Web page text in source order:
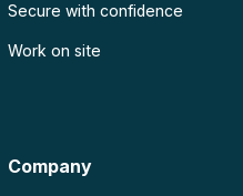
Secure with confidence
Work on site
Company